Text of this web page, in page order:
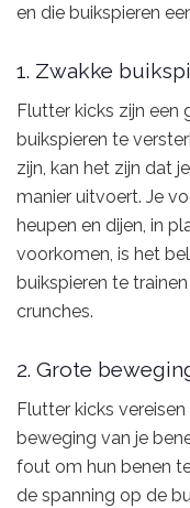
en die buikspieren
1. Zwakke
Flutter kicks zijn een
buikspieren te
zijn, kan het zijn dat
manier uitvoert. Je
heupen en dijen, in
voorkomen, is het
buikspieren te
crunches.
2. Grote
Flutter kicks
beweging van je
fout om hun benen
de spanning op de